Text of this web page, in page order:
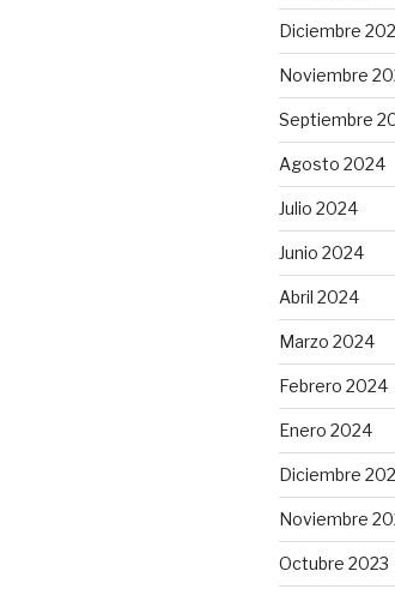
Diciembre
Noviembre
Septiembre
Agosto 2024
Julio 2024
Junio 2024
Abril 2024
Marzo 2024
Febrero 2024
Enero 2024
Diciembre
Noviembre
Octubre 2023